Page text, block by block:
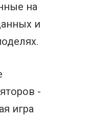
на
и
-
игра